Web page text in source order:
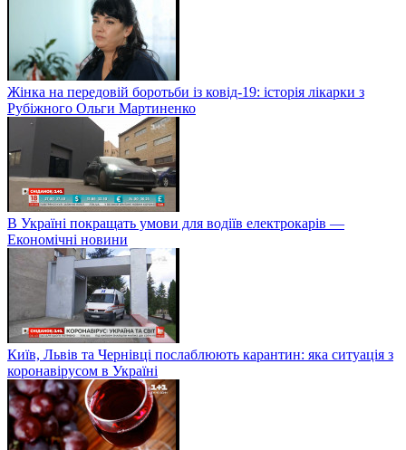
Жінка на передовій боротьби із ковід-19: історія лікарки з
Рубіжного Ольги Мартиненко
В Україні покращать умови для водіїв електрокарів —
Економічні новини
Київ, Львів та Чернівці послаблюють карантин: яка ситуація з
коронавірусом в Україні